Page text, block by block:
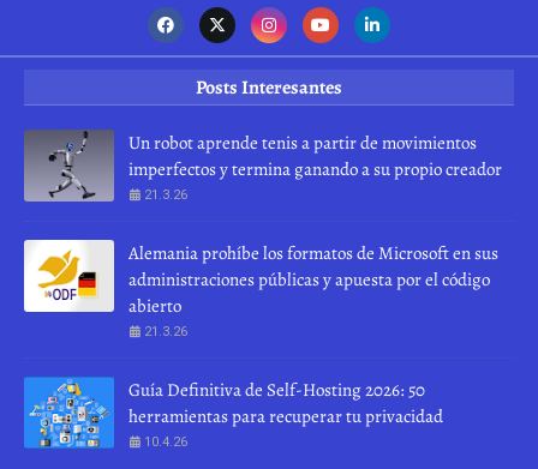
Posts Interesantes
Un robot aprende tenis a partir de movimientos
imperfectos y termina ganando a su propio creador
21.3.26
Alemania prohíbe los formatos de Microsoft en sus
administraciones públicas y apuesta por el código
abierto
21.3.26
Guía Definitiva de Self-Hosting 2026: 50
herramientas para recuperar tu privacidad
10.4.26